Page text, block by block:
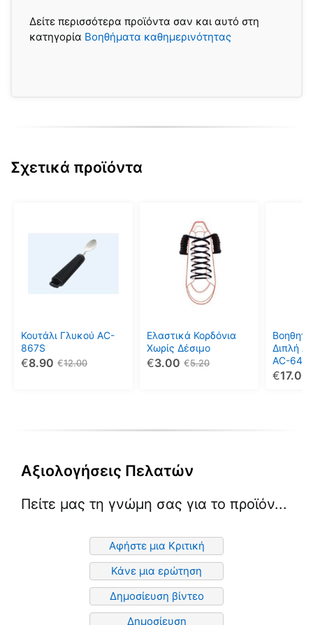
Δείτε περισσότερα προϊόντα σαν και αυτό στη
κατηγορία Βοηθήματα καθημερινότητας
Σχετικά προϊόντα
Κουτάλι Γλυκού AC-
867S
12.00
€
8.90
€
Ελαστικά Κορδόνια
Χωρίς Δέσιμο
5.20
€
3.00
€
Διπλή
AC-646
17.00
€
Αξιολογήσεις Πελατών
Πείτε μας τη γνώμη σας για το προϊόν...
Αφήστε μια Κριτική
Κάνε μια ερώτηση
Δημοσίευση βίντεο
Δημοσίευση